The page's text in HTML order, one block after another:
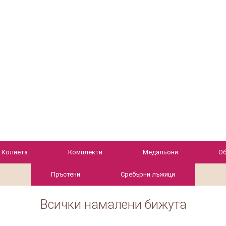
Колиета Комплекти Медальони
Пръстени Сребърни лъжици
Всички намалени бижута